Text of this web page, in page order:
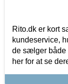
Rito.dk er kort
kundeservice,
de sælger både
her for at se